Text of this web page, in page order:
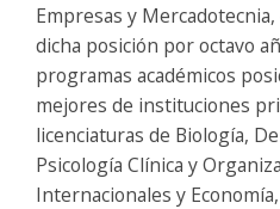
Empresas y
dicha posición por octavo
programas académicos
mejores de instituciones
licenciaturas de Biología,
Psicología Clínica y
Internacionales y